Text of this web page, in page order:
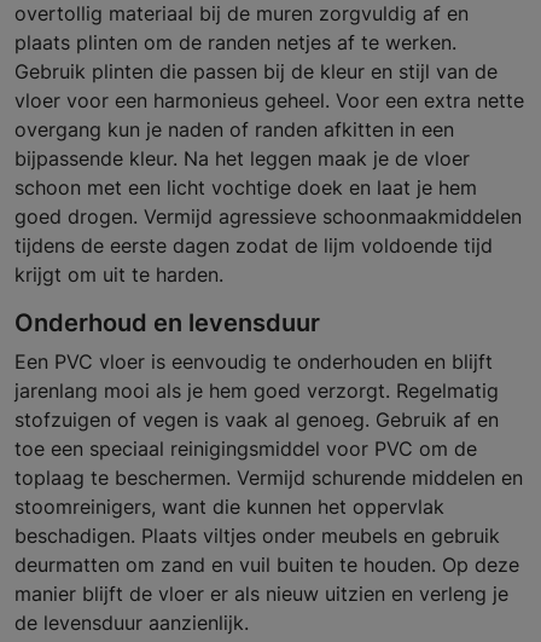
overtollig materiaal bij de muren zorgvuldig af en
plaats plinten om de randen netjes af te werken.
Gebruik plinten die passen bij de kleur en stijl van de
vloer voor een harmonieus geheel. Voor een extra nette
overgang kun je naden of randen afkitten in een
bijpassende kleur. Na het leggen maak je de vloer
schoon met een licht vochtige doek en laat je hem
goed drogen. Vermijd agressieve schoonmaakmiddelen
tijdens de eerste dagen zodat de lijm voldoende tijd
krijgt om uit te harden.
Onderhoud en levensduur
Een PVC vloer is eenvoudig te onderhouden en blijft
jarenlang mooi als je hem goed verzorgt. Regelmatig
stofzuigen of vegen is vaak al genoeg. Gebruik af en
toe een speciaal reinigingsmiddel voor PVC om de
toplaag te beschermen. Vermijd schurende middelen en
stoomreinigers, want die kunnen het oppervlak
beschadigen. Plaats viltjes onder meubels en gebruik
deurmatten om zand en vuil buiten te houden. Op deze
manier blijft de vloer er als nieuw uitzien en verleng je
de levensduur aanzienlijk.